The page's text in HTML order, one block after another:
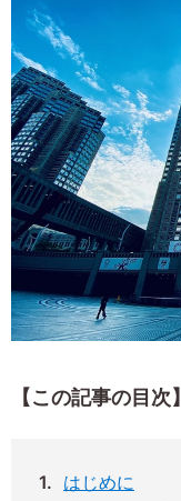
【この記事の目次】
はじめに